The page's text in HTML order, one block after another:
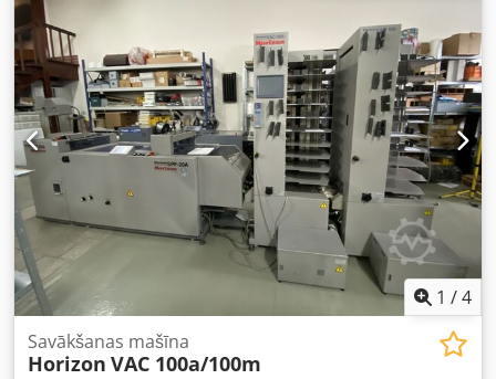
maks. 250x20mm; min. 85mm - Griešanas platums: maks.
20mm - Apstrādes biezums: min. 4 lapaspuses / maks. 88
lapaspuses (80g/m²) - Ātrums: maks. 3 400 brošūru/h -
Elektroapgāde: 230V/50Hz - 0,2kW - Izmēri: 601x810x1
070mm - Svars: 240kg Pēc pieprasījuma varam
noorganizēt: Iepakošanu, iekraušanu, transportu (ar kuģi
vai lidmašīnu), ieskaitot muitas formalitātes Finanšu līzinga
piedāvājuma sagatavošanu
1 /4
Savākšanas mašīna
Horizon VAC 100a/100m